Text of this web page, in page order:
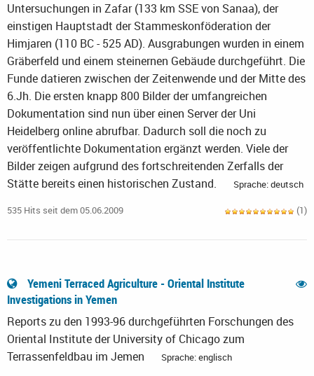
Untersuchungen in Zafar (133 km SSE von Sanaa), der
einstigen Hauptstadt der Stammeskonföderation der
Himjaren (110 BC - 525 AD). Ausgrabungen wurden in einem
Gräberfeld und einem steinernen Gebäude durchgeführt. Die
Funde datieren zwischen der Zeitenwende und der Mitte des
6.Jh. Die ersten knapp 800 Bilder der umfangreichen
Dokumentation sind nun über einen Server der Uni
Heidelberg online abrufbar. Dadurch soll die noch zu
veröffentlichte Dokumentation ergänzt werden. Viele der
Bilder zeigen aufgrund des fortschreitenden Zerfalls der
Stätte bereits einen historischen Zustand.
Sprache: deutsch
535 Hits seit dem 05.06.2009 (1)
Yemeni Terraced Agriculture - Oriental Institute
Investigations in Yemen
Reports zu den 1993-96 durchgeführten Forschungen des
Oriental Institute der University of Chicago zum
Terrassenfeldbau im Jemen
Sprache: englisch